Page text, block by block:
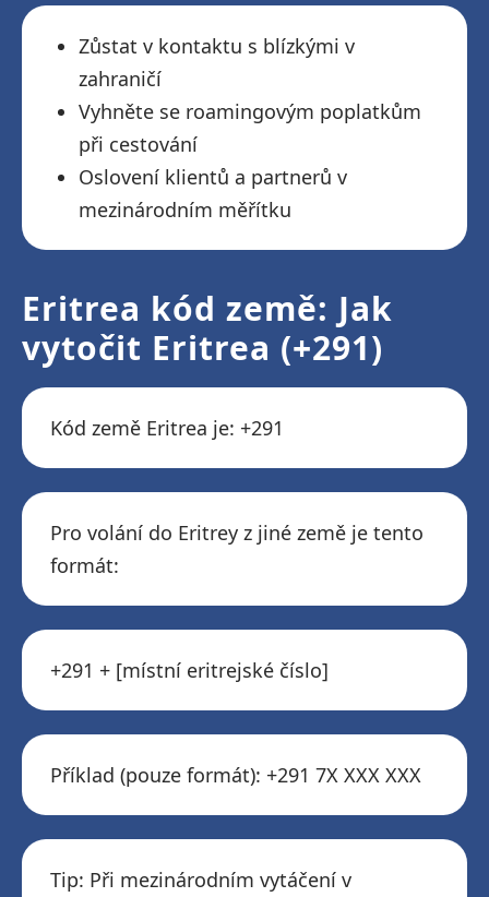
Zůstat v kontaktu s blízkými v
zahraničí
Vyhněte se roamingovým poplatkům
při cestování
Oslovení klientů a partnerů v
mezinárodním měřítku
Eritrea kód země: Jak
vytočit Eritrea (+291)
Kód země Eritrea je: +291
Pro volání do Eritrey z jiné země je tento
formát:
+291 + [místní eritrejské číslo]
Příklad (pouze formát): +291 7X XXX XXX
Tip: Při mezinárodním vytáčení v